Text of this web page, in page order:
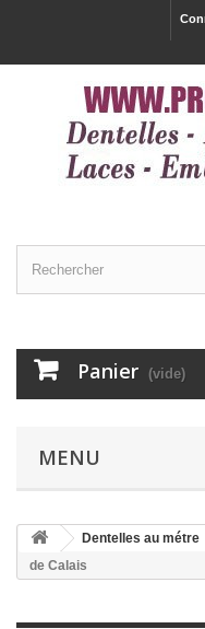
Panier (vide)
MENU
Dentelles au métre
de Calais